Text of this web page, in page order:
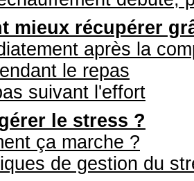
mieux récupérer
après la
le repas
suivant l'effort
le stress ?
ça marche ?
de gestion du